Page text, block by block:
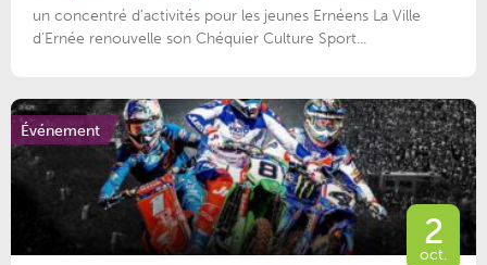
un concentré d’activités pour les jeunes Ernéens La Ville
d’Ernée renouvelle son Chéquier Culture Sport...
Événement
2
oct.